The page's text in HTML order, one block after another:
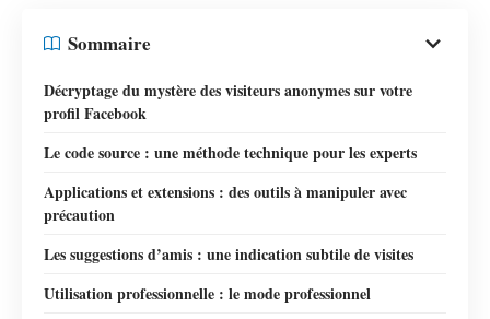
Sommaire
Décryptage du mystère des visiteurs anonymes sur votre
profil Facebook
Le code source : une méthode technique pour les experts
Applications et extensions : des outils à manipuler avec
précaution
Les suggestions d’amis : une indication subtile de visites
Utilisation professionnelle : le mode professionnel